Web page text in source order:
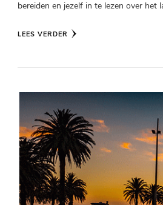
bereiden en jezelf in te lezen over het
LEES VERDER